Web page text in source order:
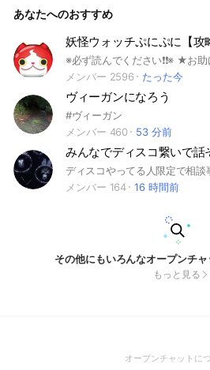
あなたへのおすすめ
メンバー 2596
たった今
ヴィーガンになろう
#ヴィーガン
メンバー 460
53 分前
みんなでディスコ繋いで話
メンバー 164
16 時間前
その他にもいろんなオープンチ
もっと見る
オープンチャットに